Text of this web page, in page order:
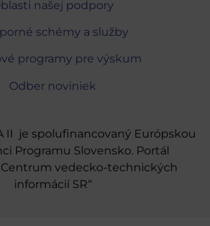
našej podpory
schémy a služby
programy pre výskum
Odber noviniek
II je spolufinancovaný Európskou
Programu Slovensko. Portál
vedecko-technických
informácií SR“